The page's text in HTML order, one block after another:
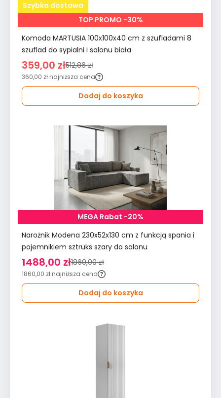
Szybka dostawa
TOP PROMO -30%
Komoda MARTUSIA 100x100x40 cm z szufladami 8
szuflad do sypialni i salonu biała
359,00 zł512,86 zł
360,00 zł najniższa cena
Dodaj do koszyka
MEGA Rabat -20%
Narożnik Modena 230x52x130 cm z funkcją spania i
pojemnikiem sztruks szary do salonu
1488,00 zł1860,00 zł
1860,00 zł najniższa cena
Dodaj do koszyka